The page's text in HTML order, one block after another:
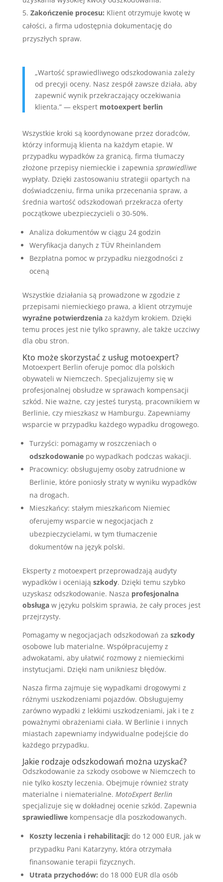
Zakończenie procesu: Klient otrzymuje kwotę w
całości, a firma udostępnia dokumentację do
przyszłych spraw.
„Wartość sprawiedliwego odszkodowania zależy
od precyji oceny. Nasz zespół zawsze działa, aby
zapewnić wynik przekraczający oczekiwania
klienta.” — ekspert motoexpert berlin
Wszystkie kroki są koordynowane przez doradców,
którzy informują klienta na każdym etapie. W
przypadku wypadków za granicą, firma tłumaczy
złożone przepisy niemieckie i zapewnia sprawiedliwe
wypłaty. Dzięki zastosowaniu strategii opartych na
doświadczeniu, firma unika przecenania spraw, a
średnia wartość odszkodowań przekracza oferty
początkowe ubezpieczycieli o 30-50%.
Analiza dokumentów w ciągu 24 godzin
Weryfikacja danych z TÜV Rheinlandem
Bezpłatna pomoc w przypadku niezgodności z
oceną
Wszystkie działania są prowadzone w zgodzie z
przepisami niemieckiego prawa, a klient otrzymuje
wyraźne potwierdzeniaza każdym krokiem. Dzięki
temu proces jest nie tylko sprawny, ale także uczciwy
dla obu stron.
Kto może skorzystać z usług motoexpert?
Motoexpert Berlin oferuje pomoc dla polskich
obywateli w Niemczech. Specjalizujemy się w
profesjonalnej obsłudze w sprawach kompensacji
szkód. Nie ważne, czy jesteś turystą, pracownikiem w
Berlinie, czy mieszkasz w Hamburgu. Zapewniamy
wsparcie w przypadku każdego wypadku drogowego.
Turzyści: pomagamy w roszczeniach o
odszkodowaniepo wypadkach podczas wakacji.
Pracownicy: obsługujemy osoby zatrudnione w
Berlinie, które poniosły straty w wyniku wypadków
na drogach.
Mieszkańcy: stałym mieszkańcom Niemiec
oferujemy wsparcie w negocjacjach z
ubezpieczycielami, w tym tłumaczenie
dokumentów na język polski.
Eksperty z motoexpert przeprowadzają audyty
wypadków i oceniają szkody. Dzięki temu szybko
uzyskasz odszkodowanie. Nasza profesjonalna
obsługaw języku polskim sprawia, że cały proces jest
przejrzysty.
Pomagamy w negocjacjach odszkodowań za szkody
osobowe lub materialne. Współpracujemy z
adwokatami, aby ułatwić rozmowy z niemieckimi
instytucjami. Dzięki nam unikniesz błędów.
Nasza firma zajmuje się wypadkami drogowymi z
różnymi uszkodzeniami pojazdów. Obsługujemy
zarówno wypadki z lekkimi uszkodzeniami, jak i te z
poważnymi obrażeniami ciała. W Berlinie i innych
miastach zapewniamy indywidualne podejście do
każdego przypadku.
Jakie rodzaje odszkodowań można uzyskać?
Odszkodowanie za szkody osobowe w Niemczech to
nie tylko koszty leczenia. Obejmuje również straty
materialne i niematerialne. MotoExpert Berlin
specjalizuje się w dokładnej ocenie szkód. Zapewnia
sprawiedliwekompensacje dla poszkodowanych.
Koszty leczenia i rehabilitacji: do 12 000 EUR, jak w
przypadku Pani Katarzyny, która otrzymała
finansowanie terapii fizycznych.
Utrata przychodów: do 18 000 EUR dla osób